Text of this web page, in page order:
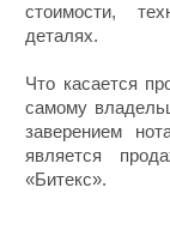
стоимости,
деталях.
Что касается
самому
заверением
является
«Битекс».